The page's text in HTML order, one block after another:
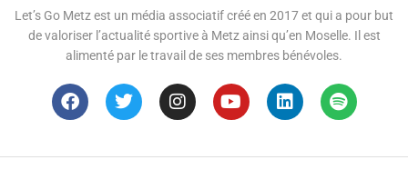
Let’s Go Metz est un média associatif créé en 2017 et qui a pour but
de valoriser l’actualité sportive à Metz ainsi qu’en Moselle. Il est
alimenté par le travail de ses membres bénévoles.